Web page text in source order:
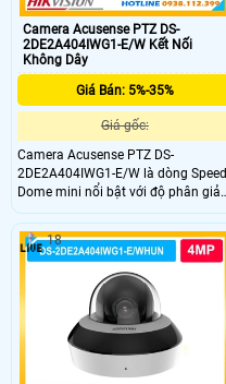
Camera Acusense PTZ DS-
2DE2A404IWG1-E/W Kết Nối
Không Dây
Giá Bán: 5%-35%
Giá gốc:
Camera Acusense PTZ DS-
2DE2A404IWG1-E/W là dòng Speed
Dome mini nổi bật với độ phân giải
4MP zoom quang học 4× và kết nối
WiFi linh hoạt. DS-2DE2A404IWG1-
E/W hỗ trợ nhận diện người, phương
tiện, hồng ngoại 20m, đàm thoại hai
chiều cùng chuẩn IP66, IK10, đáp
ứng hiệu quả nhu cầu giám sát
trong nhiều môi trường khác nhau.
18